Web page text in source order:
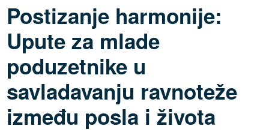
Postizanje harmonije:
Upute za mlade
poduzetnike u
savladavanju ravnoteže
između posla i života